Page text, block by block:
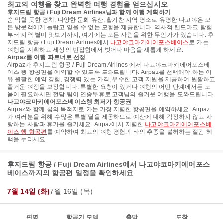
최고의 여행을 찾고 완벽한 여행 경험을 얻으십시오
후지드림 항공 / Fuji Dream Airlines님과 함께 여행 계획하기
숨 막힐 듯한 경치, 다양한 문화 유산, 활기찬 지역 명소로 유명한 나고야은 모
든 방문객에게 놀랍고 잊을 수 없는 모험을 제공합니다. 역사적 랜드마크 탐험
부터 지역 별미 맛보기까지, 여기에는 모든 사람을 위한 무언가가 있습니다. 후
지드림 항공 / Fuji Dream Airlines에서 나고야코마키에어포스베이스로 가는
여행을 계획하고 세상의 번잡함에서 벗어나 마음을 새롭게 하세요.
Airpaz를 여행 파트너로 선정
Airpaz가 후지드림 항공 / Fuji Dream Airlines 에서 나고야코마키에어포스베
이스 행 항공편을 예약할 수 있도록 도와드립니다. Airpaz를 선택해야 하는 이
유 원활한 예약 경험, 경쟁력 있는 가격, 우수한 고객 지원을 제공하여 원활하고
즐거운 여정을 보장합니다. 특별한 요청이 있거나 여행의 어떤 단계에서든 도
움이 필요하시면 전담 팀이 연중무휴로 고객님의 즐거운 여행을 도와드립니다.
나고야코마키에어포스베이스행 최저가 항공권
Airpaz와 함께 꿈의 목적지로 가는 가장 저렴한 항공편을 예약하세요. Airpaz
가 여러분을 위해 수많은 특별 딜을 제공하므로 예산에 대해 걱정하지 않고 사
랑하는 사람과 휴가를 즐기세요. Airpaz에서 저렴한 나고야코마키에어포스베
이스 행 항공편 를 예약하여 최고의 여행 경험과 타의 추종을 불허하는 절감 혜
택을 누리세요.
후지드림 항공 / Fuji Dream Airlines에서 나고야코마키에어포스
베이스까지의 항공편 일정을 확인하세요
7월 14일 (화)7월 16일 (목)
편명 항공기 모델 출발 도착